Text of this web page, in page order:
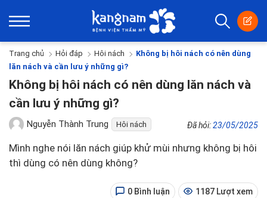
Trang chủ Hỏi đáp Hôi nách
Không bị hôi nách có nên dùng
lăn nách và cần lưu ý những gì?
Không bị hôi nách có nên dùng lăn nách và
cần lưu ý những gì?
Nguyễn Thành Trung Hôi nách Đã hỏi:23/05/2025
Mình nghe nói lăn nách giúp khử mùi nhưng không bị hôi
thì dùng có nên dùng không?
0 Bình luận 1187 Lượt xem